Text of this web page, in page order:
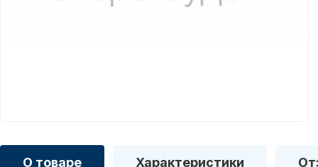
О товаре Характеристики